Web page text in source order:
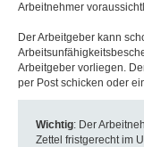
Arbeitnehmer
Der Arbeitgeber kann
Arbeitgeber vorliegen.
per Post schicken oder
Wichtig: Der
Zettel fristgerecht im